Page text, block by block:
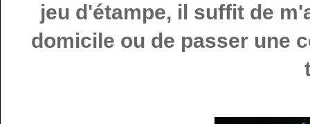
jeu d'étampe, il suffit de
domicile ou de passer une